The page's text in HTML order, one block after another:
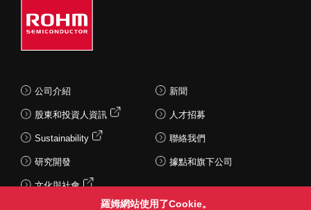
公司介紹
股東和投資人資訊
Sustainability
研究開發
文化與社會
新聞
人才招募
聯絡我們
據點和旗下公司
羅姆網站使用了Cookie。